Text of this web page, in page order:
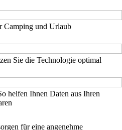
Camping und Urlaub
Sie die Technologie optimal
helfen Ihnen Daten aus Ihren
für eine angenehme